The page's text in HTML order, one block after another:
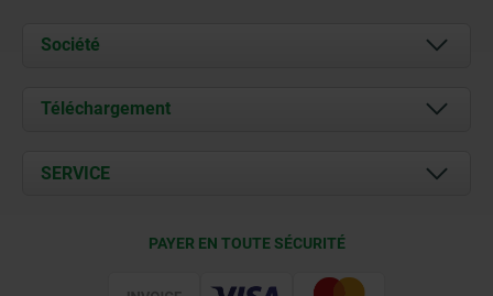
Société
À propos de nous
Contact
Téléchargement
Documents
SERVICE
PAYER EN TOUTE SÉCURITÉ